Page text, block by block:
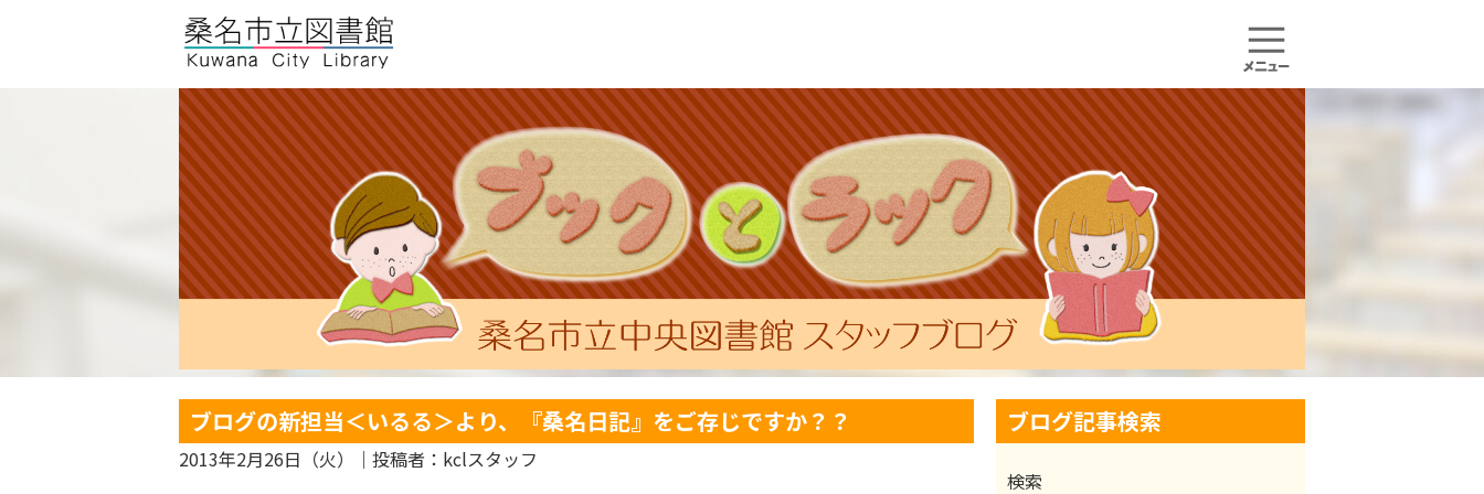
ブログの新担当＜いるる＞より、『桑名日記』をご存じですか？？
2013年2月26日（火） ｜投稿者：kclスタッフ
ブログ記事検索
検索